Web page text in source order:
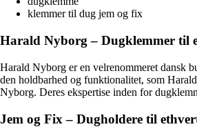
klemmer til dug jem og fix
Harald Nyborg – Dugklemmer til
Harald Nyborg er en velrenommeret dansk
den holdbarhed og funktionalitet, som
Nyborg. Deres ekspertise inden for
Jem og Fix – Dugholdere til